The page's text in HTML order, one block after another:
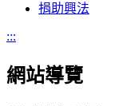
捐助興法
:::
網站導覽